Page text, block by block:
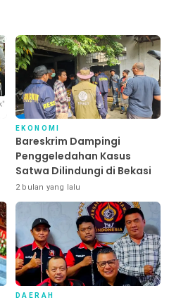
EKONOMI
Bareskrim Dampingi
Penggeledahan Kasus
Satwa Dilindungi di Bekasi
2 bulan yang lalu
DAERAH